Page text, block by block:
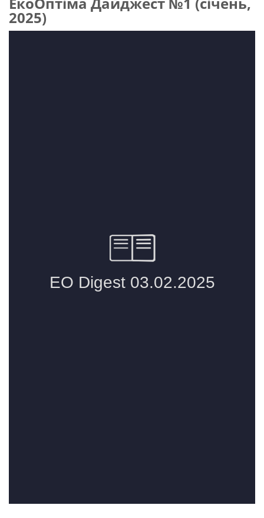
2025)